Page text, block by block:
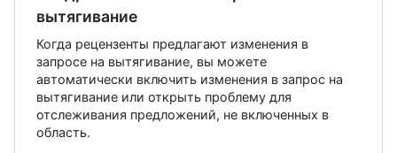
вытягивание
Когда рецензенты предлагают изменения в
запросе на вытягивание, вы можете
автоматически включить изменения в запрос на
вытягивание или открыть проблему для
отслеживания предложений, не включенных в
область.